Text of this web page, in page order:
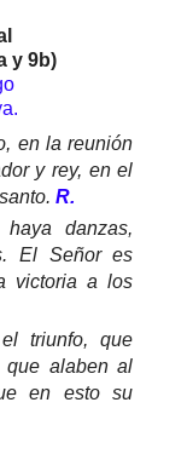
y 9b)
en la reunión
y rey, en el
R.
danzas,
El Señor es
victoria a los
triunfo, que
que alaben al
en esto su